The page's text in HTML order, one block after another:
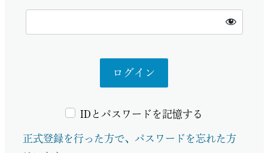
IDとパスワードを記憶する
正式登録を行った方で、パスワードを忘れた方